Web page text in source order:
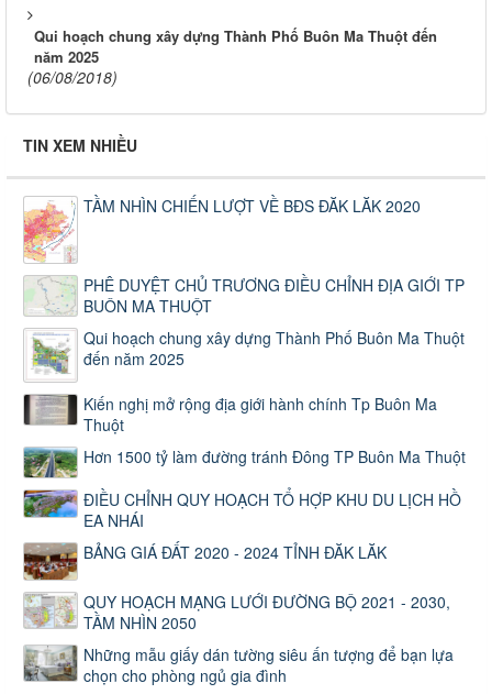
Qui hoạch chung xây dựng Thành Phố Buôn Ma Thuột đến
năm 2025
(06/08/2018)
TIN XEM NHIỀU
TẦM NHÌN CHIẾN LƯỢT VỀ BĐS ĐĂK LĂK 2020
PHÊ DUYỆT CHỦ TRƯƠNG ĐIỀU CHỈNH ĐỊA GIỚI TP
BUÔN MA THUỘT
Qui hoạch chung xây dựng Thành Phố Buôn Ma Thuột
đến năm 2025
Kiến nghị mở rộng địa giới hành chính Tp Buôn Ma
Thuột
Hơn 1500 tỷ làm đường tránh Đông TP Buôn Ma Thuột
ĐIỀU CHỈNH QUY HOẠCH TỔ HỢP KHU DU LỊCH HỒ
EA NHÁI
BẢNG GIÁ ĐẤT 2020 - 2024 TỈNH ĐĂK LĂK
QUY HOẠCH MẠNG LƯỚI ĐƯỜNG BỘ 2021 - 2030,
TẦM NHÌN 2050
Những mẫu giấy dán tường siêu ấn tượng để bạn lựa
chọn cho phòng ngủ gia đình